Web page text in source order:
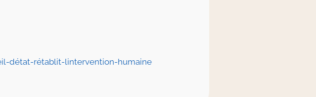
détat-rétablit-lintervention-humaine